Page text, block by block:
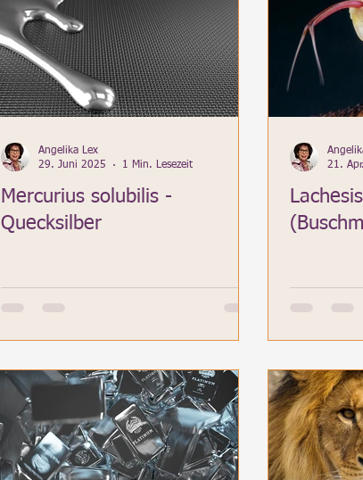
Mercurius solubilis -
Quecksilber
Angelika Lex
29. Juni 2025
1 Min. Lesezeit
21.